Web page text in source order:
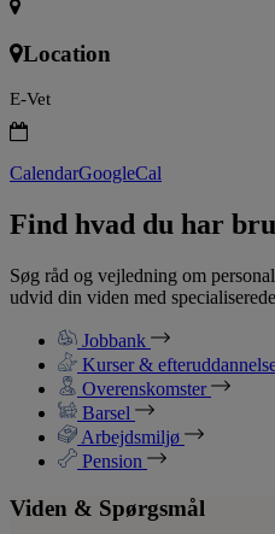
Location
E-Vet
CalendarGoogleCal
Find hvad du har
Søg råd og vejledning om
udvid din viden med
Jobbank
Kurser &
Overenskomster
Barsel
Arbejdsmiljø
Pension
Viden & Spørgsmål